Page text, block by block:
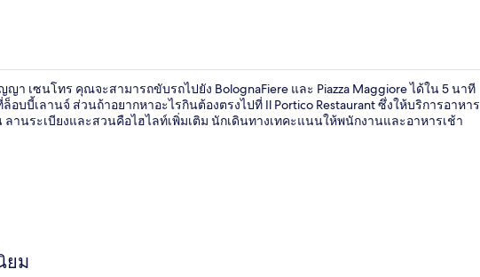
า เซนโทร คุณจะสามารถขับรถไปยัง BolognaFiere และ Piazza Maggiore ได้ใน 5 นาที
บบี้เลานจ์ ส่วนถ้าอยากหาอะไรกินต้องตรงไปที่ Il Portico Restaurant ซึ่งให้บริการอาหาร
ลานระเบียงและสวนคือไฮไลท์เพิ่มเติม นักเดินทางเทคะแนนให้พนักงานและอาหารเช้า
ยม